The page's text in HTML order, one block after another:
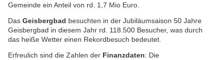
Gemeinde ein Anteil von rd. 1,7 Mio Euro.
Das Geisbergbad besuchten in der Jubiläumsaison 50 Jahre
Geisbergbad in diesem Jahr rd. 118.500 Besucher, was durch
das heiße Wetter einen Rekordbesuch bedeutet.
Erfreulich sind die Zahlen der Finanzdaten: Die